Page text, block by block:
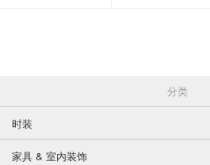
分类
时装
家具 & 室内装饰